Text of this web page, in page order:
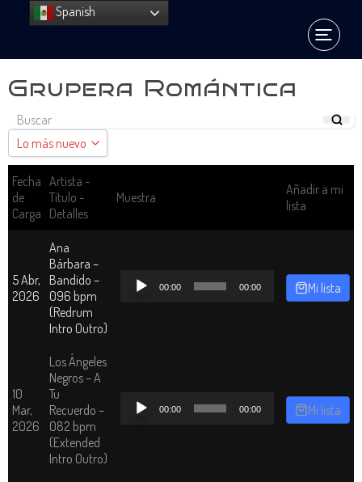
Grupera Romántica
Lo más nuevo
Lo más nuevo
Sort by Name A - Z
Fecha
de
Carga
Artista -
Título -
Detalles
Muestra
Añadir a mi
lista
5 Abr,
2026
Ana
Bárbara –
Bandido –
096 bpm
(Redrum
Intro Outro)
Reproductor
00:00 00:00 Mi lista
10
Mar,
2026
Los Ángeles
Negros – A
Tu
Recuerdo –
082 bpm
(Extended
Intro Outro)
Reproductor
00:00 00:00 Mi lista
Spanish